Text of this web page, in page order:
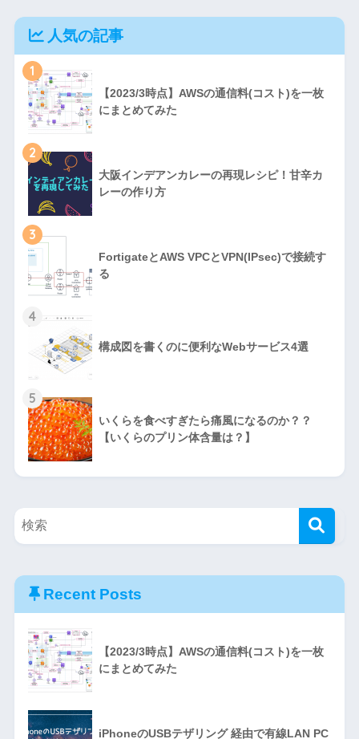
人気の記事
1
【2023/3時点】AWSの通信料(コスト)を一枚
にまとめてみた
2
大阪インデアンカレーの再現レシピ！甘辛カ
レーの作り方
3
FortigateとAWS VPCとVPN(IPsec)で接続す
る
4
構成図を書くのに便利なWebサービス4選
5
いくらを食べすぎたら痛風になるのか？？
【いくらのプリン体含量は？】
Recent Posts
【2023/3時点】AWSの通信料(コスト)を一枚
にまとめてみた
iPhoneのUSBテザリング 経由で有線LAN PC